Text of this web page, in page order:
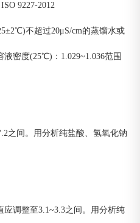
9227-2012
不超过20μS/cm的蒸馏水或
密度(25℃)：1.029~1.036范围
之间。用分析纯盐酸、氢氧化钠
调整至3.1~3.3之间。用分析纯